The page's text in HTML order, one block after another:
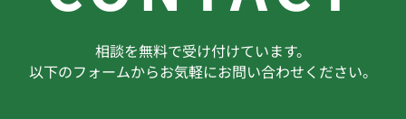
相談を無料で受け付けています。
以下のフォームからお気軽にお問い合わせください。